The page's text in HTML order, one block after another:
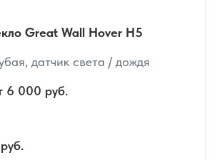
Great Wall Hover H5
датчик света / дождя
6 000 руб.